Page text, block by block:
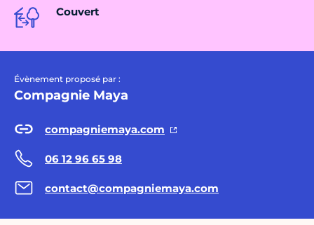
Couvert
Évènement proposé par :
Compagnie Maya
compagniemaya.com
06 12 96 65 98
contact@compagniemaya.com